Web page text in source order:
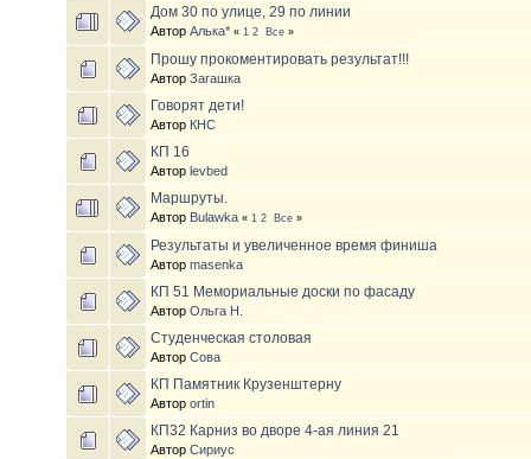
Дом 30 по улице, 29 по линии
АвторАлька* «1 2 Все »
Прошу прокоментировать результат!!!
АвторЗагашка
Говорят дети!
Автор КНС
КП 16
Автор levbed
Маршруты.
Автор Bulawka «1 2 Все »
Результаты и увеличенное время финиша
Авторmasenka
КП 51 Мемориальные доски по фасаду
АвторОльга Н.
Студенческая столовая
АвторСовa
КП Памятник Крузенштерну
Авторortin
КП32 Карниз во дворе 4-ая линия 21
АвторСириус